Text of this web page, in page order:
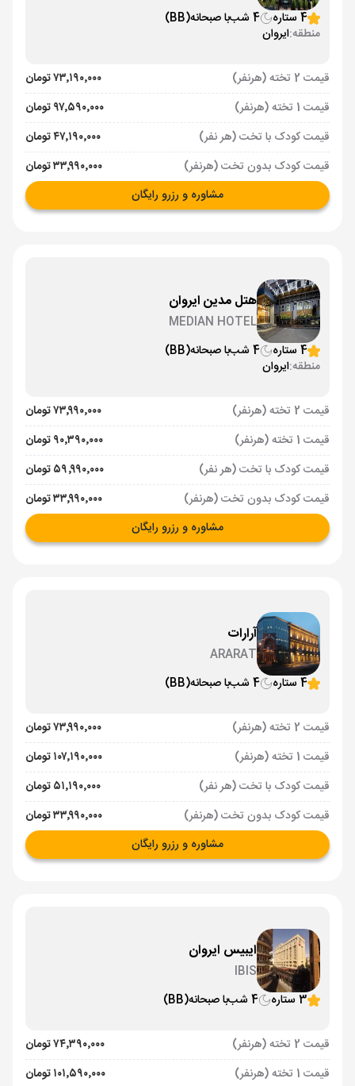
4 ستاره
4 شب با صبحانه(BB)
منطقه:ایروان
قیمت 2 تخته (هرنفر)
۷۳٬۱۹۰٬۰۰۰ تومان
قیمت 1 تخته (هرنفر)
۹۷٬۵۹۰٬۰۰۰ تومان
قیمت کودک با تخت (هر نفر)
۴۷٬۱۹۰٬۰۰۰ تومان
قیمت کودک بدون تخت (هرنفر)
۳۳٬۹۹۰٬۰۰۰ تومان
مشاوره و رزرو رایگان
هتل مدین ایروان
MEDIAN HOTEL
4 ستاره
4 شب با صبحانه(BB)
منطقه:ایروان
قیمت 2 تخته (هرنفر)
۷۳٬۹۹۰٬۰۰۰ تومان
قیمت 1 تخته (هرنفر)
۹۰٬۳۹۰٬۰۰۰ تومان
قیمت کودک با تخت (هر نفر)
۵۹٬۹۹۰٬۰۰۰ تومان
قیمت کودک بدون تخت (هرنفر)
۳۳٬۹۹۰٬۰۰۰ تومان
مشاوره و رزرو رایگان
آرارات
ARARAT
4 ستاره
4 شب با صبحانه(BB)
قیمت 2 تخته (هرنفر)
۷۳٬۹۹۰٬۰۰۰ تومان
قیمت 1 تخته (هرنفر)
۱۰۷٬۱۹۰٬۰۰۰ تومان
قیمت کودک با تخت (هر نفر)
۵۱٬۱۹۰٬۰۰۰ تومان
قیمت کودک بدون تخت (هرنفر)
۳۳٬۹۹۰٬۰۰۰ تومان
مشاوره و رزرو رایگان
ایبیس ایروان
IBIS
3 ستاره
4 شب با صبحانه(BB)
قیمت 2 تخته (هرنفر)
۷۴٬۳۹۰٬۰۰۰ تومان
قیمت 1 تخته (هرنفر)
۱۰۱٬۵۹۰٬۰۰۰ تومان